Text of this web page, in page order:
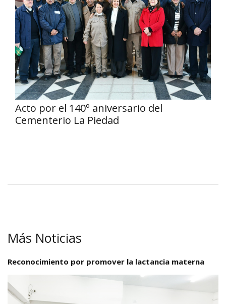
Acto por el 140º aniversario del
Cementerio La Piedad
Más Noticias
Reconocimiento por promover la lactancia materna